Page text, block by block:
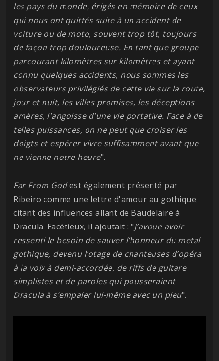
les pays du monde, érigés en mémoire de ceux
qui nous ont quittés suite à un accident de
voiture ou de moto, souvent trop tôt, toujours
de façon trop douloureuse. En tant que groupe
parcourant kilomètres sur kilomètres et ayant
connu quelques accidents, nous sommes les
observateurs privilégiés de cette vie sur la route,
jour et nuit, les villes promises, les déceptions
amères, l'angoisse d'une vie portative. Face à de
telles puissances, on ne peut que croiser les
doigts et espérer vivre suffisamment avant que
ne vienne notre heure".
Far From Godest également présenté par
Ribeiro comme une lettre d'amour au gothique,
citant des influences allant de Baudelaire à
Dracula. Facétieux, il ajoutait : "j’avoue avoir
ressenti le besoin de sauver l’honneur du metal
gothique, devenu l’otage de chanteuses d’opéra
à la voix à demi-accordée, de riffs de guitare
simplistes et de paroles qui pousseraient
Dracula à s’empaler lui-même avec un pieu".